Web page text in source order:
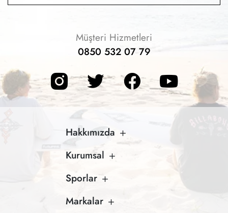
Billabong erkek mayo şort modellerinin su kaydırma
havuzdan çıkıldığı anda kolay biçimde kurur. Billabong
deniz şortu modellerinin çoğu güneş ışığından
sayesinde solma ya da yıpranma gibi sorunları
oluşmaz.
Dönem trendlerine uygun biçimde tasarlanan modeller,
kaliteli yapıları ile uzun ömürlü bir deneyim sunar.
Kadınlar için dizayn edilen modeller de son derece
dikkat çekicidir. Ürünlerin hem dikişleri hem de kumaş
Müşteri Hizmetleri
0850 532 07 79
Hakkımızda
Kurumsal
Sporlar
Markalar